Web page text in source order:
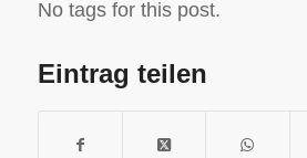
No tags for this post.
Eintrag teilen